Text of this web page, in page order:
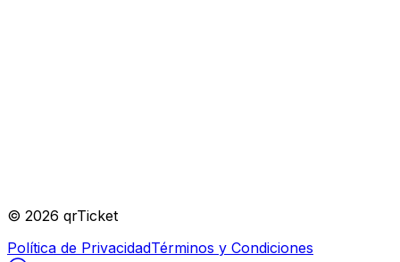
© 2026 qrTicket
Política de PrivacidadTérminos y Condiciones